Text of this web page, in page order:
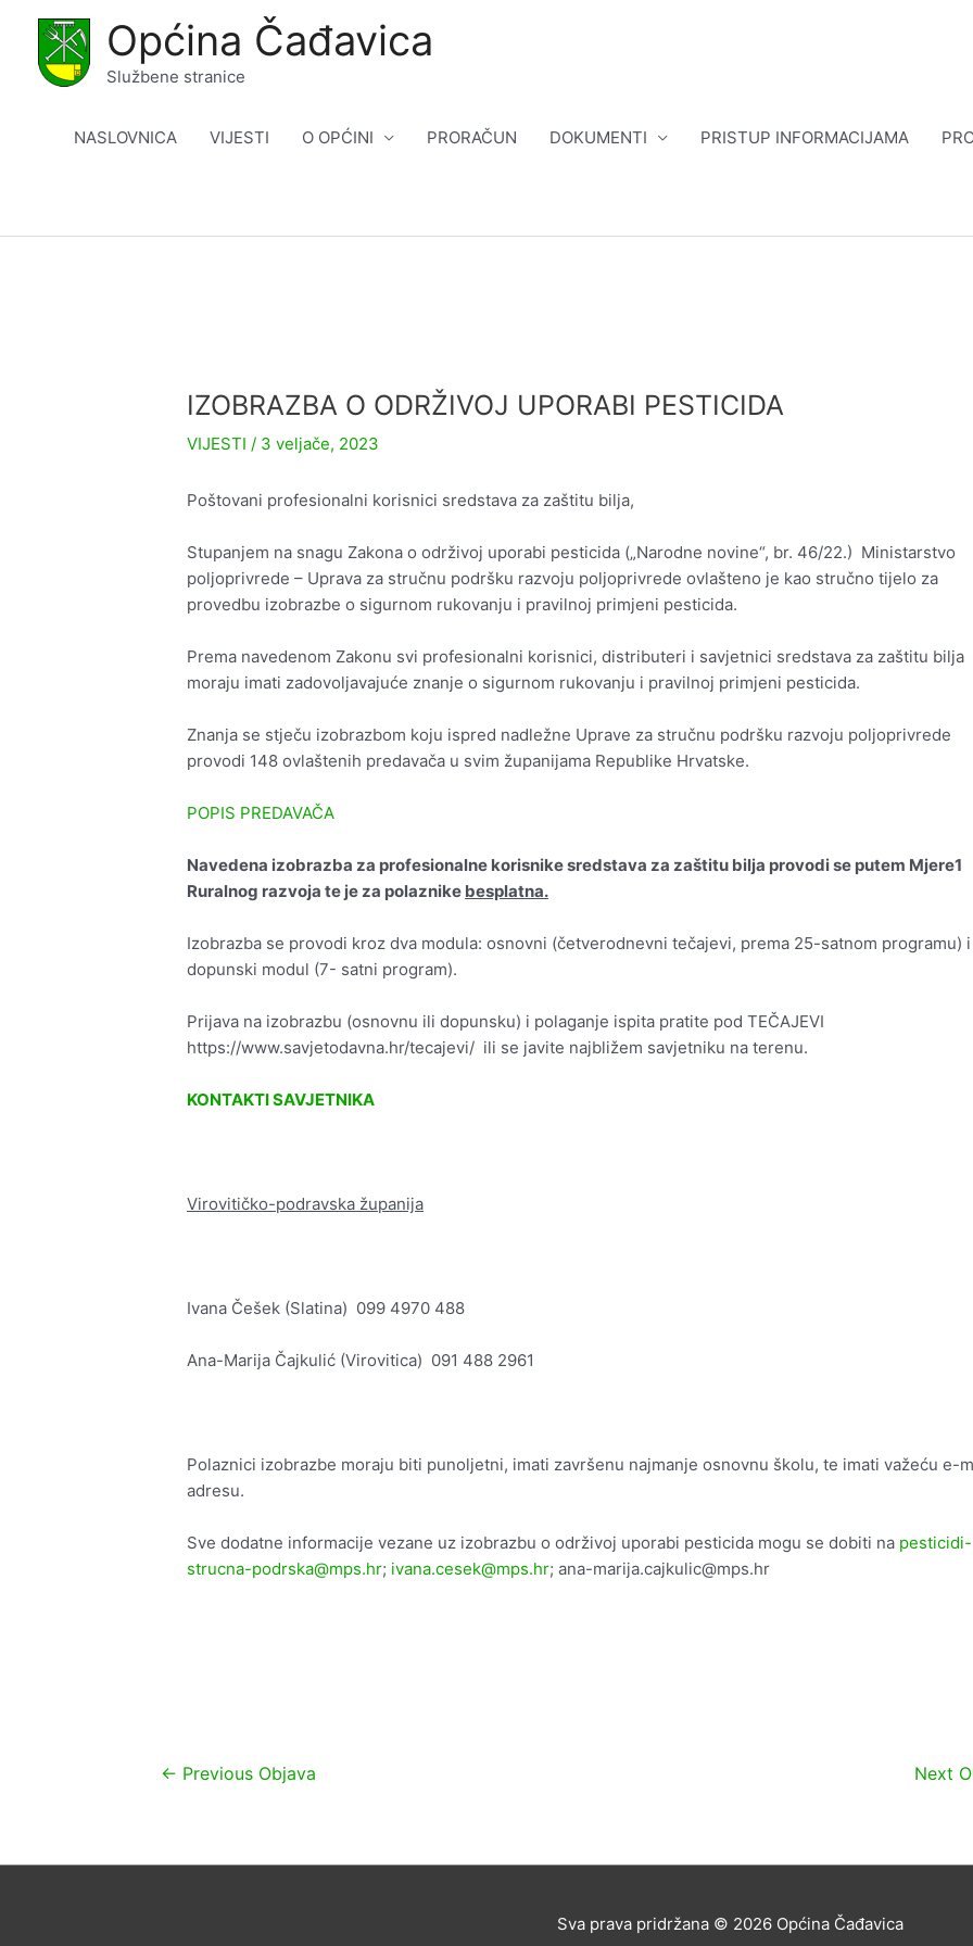
content
Općina Čađavica
Službene stranice
NASLOVNICA VIJESTI O OPĆINI PRORAČUN DOKUMENTI PRISTUP INFORMACIJAMA
IZOBRAZBA O ODRŽIVOJ UPORABI PESTICIDA
VIJESTI / 3 veljače, 2023
Poštovani profesionalni korisnici sredstava za zaštitu bilja,
Stupanjem na snagu Zakona o održivoj uporabi pesticida („Narodne novine“, br. 46/22.) Ministarstvo
poljoprivrede – Uprava za stručnu podršku razvoju poljoprivrede ovlašteno je kao stručno tijelo za
provedbu izobrazbe o sigurnom rukovanju i pravilnoj primjeni pesticida.
Prema navedenom Zakonu svi profesionalni korisnici, distributeri i savjetnici sredstava za zaštitu bilja
moraju imati zadovoljavajuće znanje o sigurnom rukovanju i pravilnoj primjeni pesticida.
Znanja se stječu izobrazbom koju ispred nadležne Uprave za stručnu podršku razvoju poljoprivrede
provodi 148 ovlaštenih predavača u svim županijama Republike Hrvatske.
POPIS PREDAVAČA
Navedena izobrazba za profesionalne korisnike sredstava za zaštitu bilja provodi se putem Mjere1
Ruralnog razvoja te je za polaznike besplatna.
Izobrazba se provodi kroz dva modula: osnovni (četverodnevni tečajevi, prema 25-satnom programu) i
dopunski modul (7- satni program).
Prijava na izobrazbu (osnovnu ili dopunsku) i polaganje ispita pratite pod TEČAJEVI
https://www.savjetodavna.hr/tecajevi/ ili se javite najbližem savjetniku na terenu.
KONTAKTI SAVJETNIKA
Virovitičko-podravska županija
Ivana Češek (Slatina) 099 4970 488
Ana-Marija Čajkulić (Virovitica) 091 488 2961
Polaznici izobrazbe moraju biti punoljetni, imati završenu najmanje osnovnu školu, te imati važeću e-
adresu.
Sve dodatne informacije vezane uz izobrazbu o održivoj uporabi pesticida mogu se dobiti na pesticidi-
strucna-podrska@mps.hr; ivana.cesek@mps.hr; ana-marija.cajkulic@mps.hr
Navigacija
← Previous Objava Next
Sva prava pridržana © 2026 Općina Čađavica